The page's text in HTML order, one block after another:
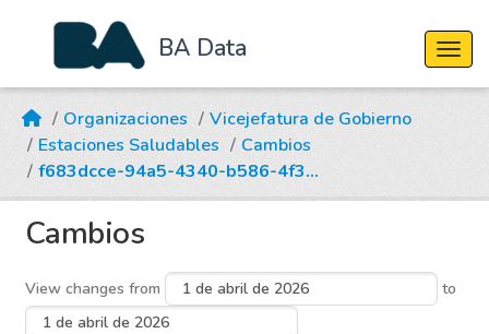
Skip to main content
BA Data
Organizaciones
Vicejefatura de Gobierno
Estaciones Saludables
Cambios
f683dcce-94a5-4340-b586-4f3...
Cambios
View changes from to